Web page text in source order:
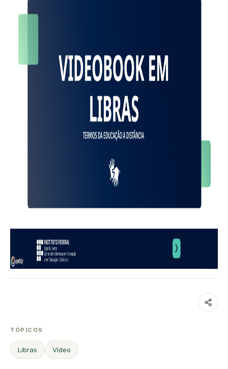
TÓPICOS
Libras Vídeo